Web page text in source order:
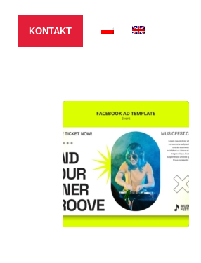
KONTAKT